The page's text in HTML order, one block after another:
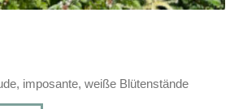
imposante, weiße Blütenstände